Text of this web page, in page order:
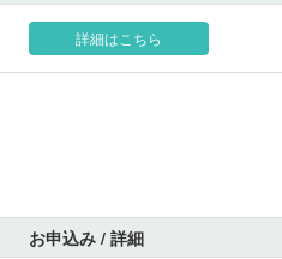
詳細はこちら
お申込み / 詳細